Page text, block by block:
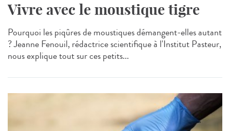
Vivre avec le moustique tigre
Pourquoi les piqûres de moustiques démangent-elles autant
? Jeanne Fenouil, rédactrice scientifique à l'Institut Pasteur,
nous explique tout sur ces petits...